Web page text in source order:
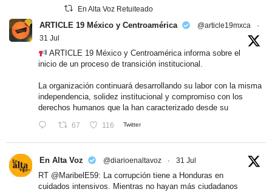
En Alta Voz Retuiteado
ARTICLE 19 México y Centroamérica @article19mxca
·
31 Jul
ARTICLE 19 México y Centroamérica informa sobre el
inicio de un proceso de transición institucional.
La organización continuará desarrollando su labor con la misma
independencia, solidez institucional y compromiso con los
derechos humanos que la han caracterizado desde su
67 116 Twitter
En Alta Voz @diarioenaltavoz · 31 Jul
RT @MaribelE59: La corrupción tiene a Honduras en
cuidados intensivos. Mientras no hayan más ciudadanos